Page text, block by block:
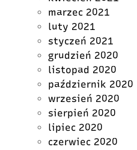
marzec 2021
luty 2021
styczeń 2021
grudzień 2020
listopad 2020
październik 2020
wrzesień 2020
sierpień 2020
lipiec 2020
czerwiec 2020